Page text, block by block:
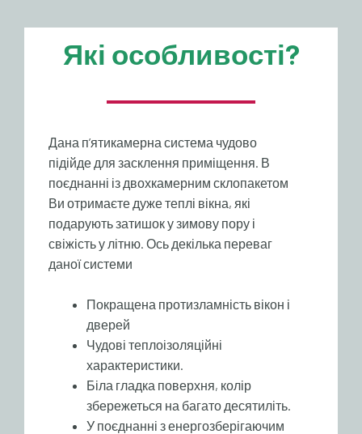
Які особливості?
Дана п’ятикамерна система чудово
підійде для засклення приміщення. В
поєднанні із двохкамерним склопакетом
Ви отримаєте дуже теплі вікна, які
подарують затишок у зимову пору і
свіжість у літню. Ось декілька переваг
даної системи
Покращена протизламність вікон і
дверей
Чудові теплоізоляційні
характеристики.
Біла гладка поверхня, колір
збережеться на багато десятиліть.
У поєднанні з енергозберігаючим